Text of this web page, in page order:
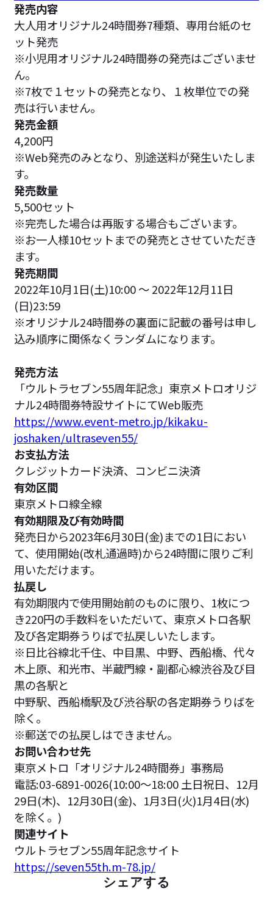
発売内容
大人用オリジナル24時間券7種類、専用台紙のセ
ット発売
※小児用オリジナル24時間券の発売はございませ
ん。
※7枚で１セットの発売となり、１枚単位での発
売は行いません。
発売金額
4,200円
※Web発売のみとなり、別途送料が発生いたしま
す。
発売数量
5,500セット
※完売した場合は再販する場合もございます。
※お一人様10セットまでの発売とさせていただき
ます。
発売期間
2022年10月1日(土)10:00 ～ 2022年12月11日
(日)23:59
※オリジナル24時間券の裏面に記載の番号は申し
込み順序に関係なくランダムになります。
発売方法
「ウルトラセブン55周年記念」東京メトロオリジ
ナル24時間券特設サイトにてWeb販売
https://www.event-metro.jp/kikaku-
joshaken/ultraseven55/
お支払方法
クレジットカード決済、コンビニ決済
有効区間
東京メトロ線全線
有効期限及び有効時間
発売日から2023年6月30日(金)までの1日におい
て、使用開始(改札通過時)から24時間に限りご利
用いただけます。
払戻し
有効期限内で使用開始前のものに限り、1枚につ
き220円の手数料をいただいて、東京メトロ各駅
及び各定期券うりばで払戻しいたします。
※日比谷線北千住、中目黒、中野、西船橋、代々
木上原、和光市、半蔵門線・副都心線渋谷及び目
黒の各駅と
中野駅、西船橋駅及び渋谷駅の各定期券うりばを
除く。
※郵送での払戻しはできません。
お問い合わせ先
東京メトロ「オリジナル24時間券」事務局
電話:03-6891-0026(10:00〜18:00 土日祝日、12月
29日(木)、12月30日(金)、1月3日(火)1月4日(水)
を除く。)
関連サイト
ウルトラセブン55周年記念サイト
https://seven55th.m-78.jp/
シェアする